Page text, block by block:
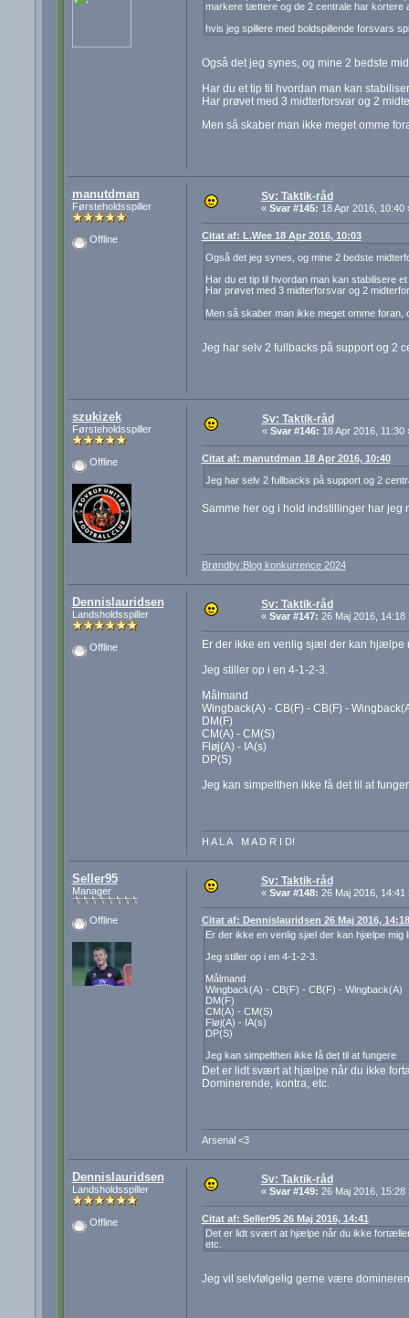
markere tættere og de 2 centrale har kortere
hvis jeg spillere med boldspillende forsvars
Også det jeg synes, og mine 2 bedste
Har du et tip til hvordan man kan
Har prøvet med 3 midterforsvar og 2
Men så skaber man ikke meget omme
manutdman
Førsteholdsspiller
Offline
Sv: Taktik-råd
« Svar #145: 18 Apr 2016, 10:40
Citat af: L.Wee 18 Apr 2016, 10:03
Også det jeg synes, og mine 2 bedste
Har du et tip til hvordan man kan stabilisere
Har prøvet med 3 midterforsvar og 2
Men så skaber man ikke meget omme
Jeg har selv 2 fullbacks på support og 2
szukizek
Førsteholdsspiller
Offline
Sv: Taktik-råd
« Svar #146: 18 Apr 2016, 11:30
Citat af: manutdman 18 Apr 2016, 10:40
Jeg har selv 2 fullbacks på support og 2
Samme her og i hold indstillinger har
Brøndby:Blog konkurrence 2024
Dennislauridsen
Landsholdsspiller
Offline
Sv: Taktik-råd
« Svar #147: 26 Maj 2016, 14:18
Er der ikke en venlig sjæl der kan hjælpe
Jeg stiller op i en 4-1-2-3.
Målmand
Wingback(A) - CB(F) - CB(F) -
DM(F)
CM(A) - CM(S)
Fløj(A) - IA(s)
DP(S)
Jeg kan simpelthen ikke få det til at
H A L A M A D R I D!
Seller95
Manager
Offline
Sv: Taktik-råd
« Svar #148: 26 Maj 2016, 14:41
Citat af: Dennislauridsen 26 Maj 2016, 14:18
Er der ikke en venlig sjæl der kan hjælpe mig
Jeg stiller op i en 4-1-2-3.
Målmand
Wingback(A) - CB(F) - CB(F) - Wingback(A)
DM(F)
CM(A) - CM(S)
Fløj(A) - IA(s)
DP(S)
Jeg kan simpelthen ikke få det til at fungere
Det er lidt svært at hjælpe når du ikke
Dominerende, kontra, etc.
Arsenal <3
Dennislauridsen
Landsholdsspiller
Offline
Sv: Taktik-råd
« Svar #149: 26 Maj 2016, 15:28
Citat af: Seller95 26 Maj 2016, 14:41
Det er lidt svært at hjælpe når du ikke
etc.
Jeg vil selvfølgelig gerne være